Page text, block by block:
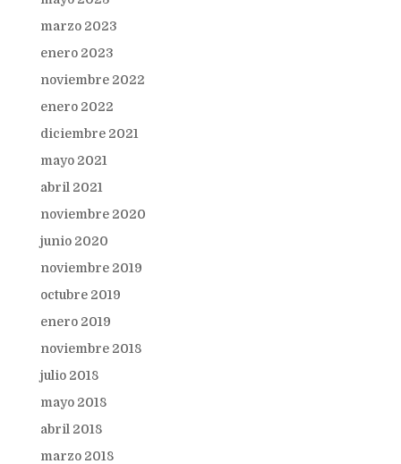
marzo 2023
enero 2023
noviembre 2022
enero 2022
diciembre 2021
mayo 2021
abril 2021
noviembre 2020
junio 2020
noviembre 2019
octubre 2019
enero 2019
noviembre 2018
julio 2018
mayo 2018
abril 2018
marzo 2018